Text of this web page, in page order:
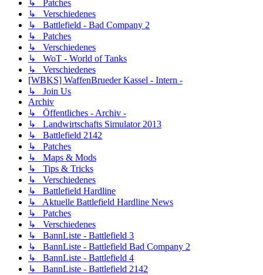
↳ Patches
↳ Verschiedenes
↳ Battlefield - Bad Company 2
↳ Patches
↳ Verschiedenes
↳ WoT - World of Tanks
↳ Verschiedenes
[WBKS] WaffenBrueder Kassel - Intern -
↳ Join Us
Archiv
↳ Öffentliches - Archiv -
↳ Landwirtschafts Simulator 2013
↳ Battlefield 2142
↳ Patches
↳ Maps & Mods
↳ Tips & Tricks
↳ Verschiedenes
↳ Battlefield Hardline
↳ Aktuelle Battlefield Hardline News
↳ Patches
↳ Verschiedenes
↳ BannListe - Battlefield 3
↳ BannListe - Battlefield Bad Company 2
↳ BannListe - Battlefield 4
↳ BannListe - Battlefield 2142